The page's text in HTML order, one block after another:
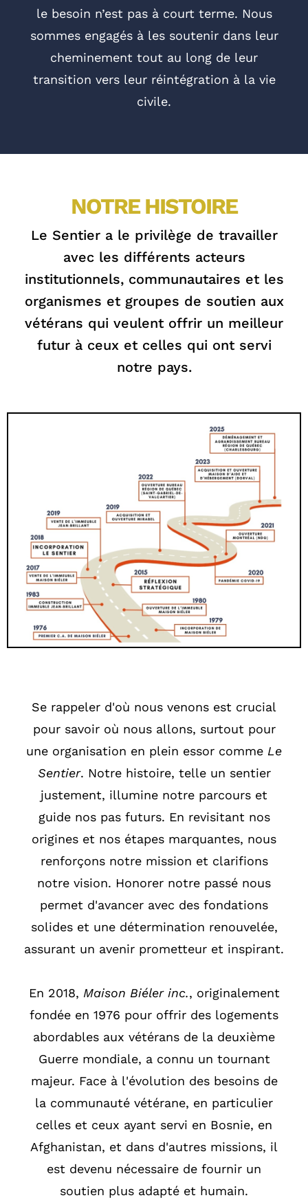
le besoin n’est pas à court terme. Nous
sommes engagés à les soutenir dans leur
cheminement tout au long de leur
transition vers leur réintégration à la vie
civile.
NOTRE HISTOIRE
Le Sentier a le privilège de travailler
avec les différents acteurs
institutionnels, communautaires et les
organismes et groupes de soutien aux
vétérans qui veulent offrir un meilleur
futur à ceux et celles qui ont servi
notre pays.
Se rappeler d'où nous venons est crucial
pour savoir où nous allons, surtout pour
une organisation en plein essor comme Le
Sentier. Notre histoire, telle un sentier
justement, illumine notre parcours et
guide nos pas futurs. En revisitant nos
origines et nos étapes marquantes, nous
renforçons notre mission et clarifions
notre vision. Honorer notre passé nous
permet d'avancer avec des fondations
solides et une détermination renouvelée,
assurant un avenir prometteur et inspirant.
En 2018, Maison Biéler inc., originalement
fondée en 1976 pour offrir des logements
abordables aux vétérans de la deuxième
Guerre mondiale, a connu un tournant
majeur. Face à l'évolution des besoins de
la communauté vétérane, en particulier
celles et ceux ayant servi en Bosnie, en
Afghanistan, et dans d'autres missions, il
est devenu nécessaire de fournir un
soutien plus adapté et humain.